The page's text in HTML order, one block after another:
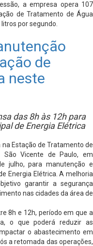
a empresa opera 107
de Tratamento de Água
por segundo.
de
neste
das 8h às 12h para
de Energia Elétrica
Estação de Tratamento de
São Vicente de Paulo, em
julho, para manutenção e
Energia Elétrica. A melhoria
garantir a segurança
nas cidades da área de
8h e 12h, período em que a
o que poderá reduzir as
o abastecimento em
a retomada das operações,